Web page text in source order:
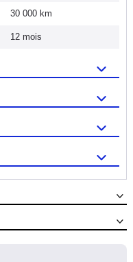
30 000 km
12 mois